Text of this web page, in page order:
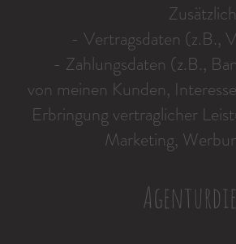
- Vertragsdaten (z.B.,
- Zahlungsdaten (z.B.,
von meinen Kunden,
Erbringung vertraglicher
Marketing,